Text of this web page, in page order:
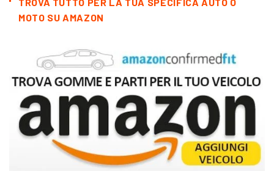
MOTO SU AMAZON